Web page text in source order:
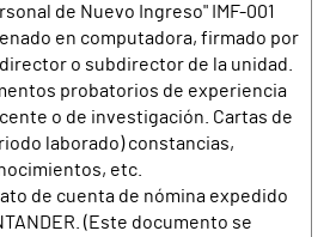
de Nuevo Ingreso" IMF-001
en computadora, firmado por
o subdirector de la unidad.
probatorios de experiencia
o de investigación. Cartas de
laborado) constancias,
etc.
de cuenta de nómina expedido
(Este documento se